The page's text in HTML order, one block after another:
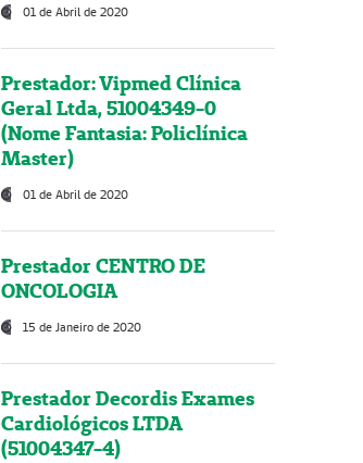
01 de Abril de 2020
Prestador: Vipmed Clínica
Geral Ltda, 51004349-0
(Nome Fantasia: Policlínica
Master)
01 de Abril de 2020
Prestador CENTRO DE
ONCOLOGIA
15 de Janeiro de 2020
Prestador Decordis Exames
Cardiológicos LTDA
(51004347-4)